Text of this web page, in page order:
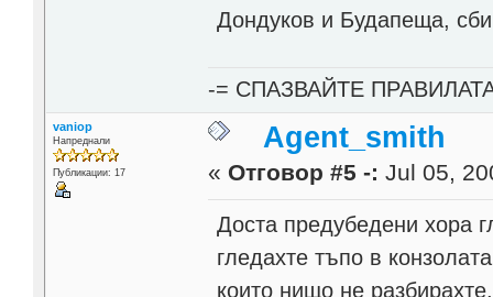
Дондуков и Будапеща,
-= СПАЗВАЙТЕ
vaniop
Напреднали
Публикации: 17
Agent_smith
« Отговор #5 -: Jul 05,
Доста предубедени хора
гледахте тъпо в
които нищо не